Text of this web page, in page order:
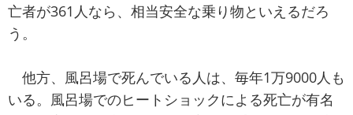
亡者が361人なら、相当安全な乗り物といえるだろ
う。
他方、風呂場で死んでいる人は、毎年1万9000人も
いる。風呂場でのヒートショックによる死亡が有名